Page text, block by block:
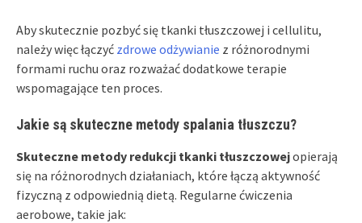
Aby skutecznie pozbyć się tkanki tłuszczowej i cellulitu,
należy więc łączyć zdrowe odżywianie z różnorodnymi
formami ruchu oraz rozważać dodatkowe terapie
wspomagające ten proces.
Jakie są skuteczne metody spalania tłuszczu?
Skuteczne metody redukcji tkanki tłuszczowejopierają
się na różnorodnych działaniach, które łączą aktywność
fizyczną z odpowiednią dietą. Regularne ćwiczenia
aerobowe, takie jak: